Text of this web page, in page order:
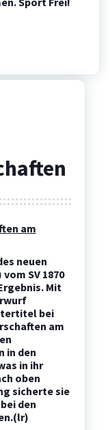
am
neuen
SV 1870
Mit
bei
am
in den
in ihr
oben
sicherte sie
den